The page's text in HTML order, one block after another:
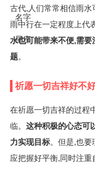
名字
星座
古代,人们常常相信雨
雨中行在一定程度上代
水也可能带来不便,需
题。
祈愿一切吉祥好不
在祈愿一切吉祥的过程
临。 这种积极的心态可
力实现目标。但是,也要
应把握好平衡,同时注重